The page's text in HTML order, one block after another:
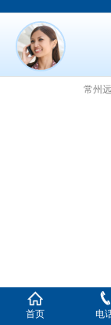
常州
首页 电